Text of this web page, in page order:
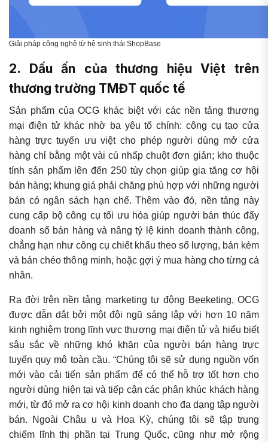
Giải pháp công nghệ từ hệ sinh thái ShopBase
2. Dấu ấn của thương hiệu Việt trên
thương trường TMĐT quốc tế
Sản phẩm của OCG khác biệt với các nền tảng thương
mại điện tử khác nhờ ba yêu tố chính: công cụ tạo cửa
hàng trực tuyến ưu việt cho phép người dùng mở cửa
hàng chỉ bằng một vài cú nhấp chuột đơn giản; kho thuộc
tính sản phẩm lên đến 250 tùy chọn giúp gia tăng cơ hội
bán hàng; khung giá phải chăng phù hợp với những người
bán có ngân sách hạn chế. Thêm vào đó, nền tảng này
cung cấp bộ công cụ tối ưu hóa giúp người bán thúc đẩy
doanh số bán hàng và nâng tỷ lệ kinh doanh thành công,
chẳng hạn như công cụ chiết khấu theo số lượng, bán kèm
và bán chéo thông minh, hoặc gợi ý mua hàng cho từng cá
nhân.
Ra đời trên nền tảng marketing tự động Beeketing, OCG
được dẫn dắt bởi một đội ngũ sáng lập với hơn 10 năm
kinh nghiệm trong lĩnh vực thương mại điện tử và hiểu biết
sâu sắc về những khó khăn của người bán hàng trực
tuyến quy mô toàn cầu. “Chúng tôi sẽ sử dụng nguồn vốn
mới vào cải tiến sản phẩm để có thể hỗ trợ tốt hơn cho
người dùng hiện tại và tiếp cận các phân khúc khách hàng
mới, từ đó mở ra cơ hội kinh doanh cho đa dạng tập người
bán. Ngoài Châu u và Hoa Kỳ, chúng tôi sẽ tập trung
chiếm lĩnh thị phần tại Trung Quốc, cũng như mở rộng